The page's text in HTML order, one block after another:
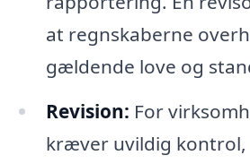
at regnskaberne
gældende love og
Revision: For
kræver uvildig kontrol,